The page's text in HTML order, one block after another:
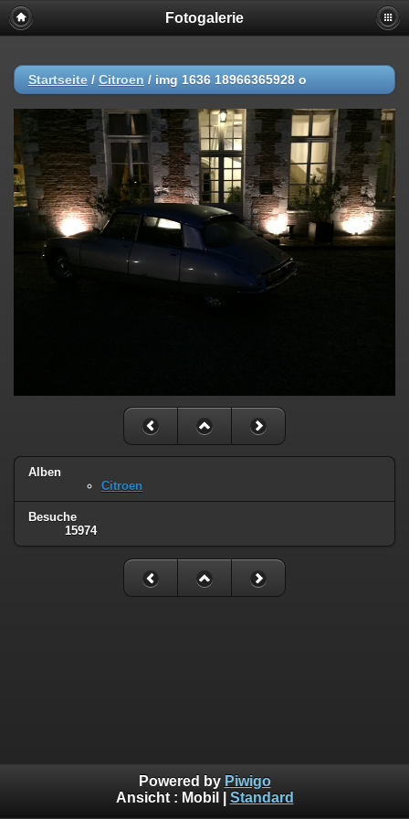
Fotogalerie
Startseite / Citroen / img 1636 18966365928 o
Alben
Citroen
Besuche
15974
Powered by Piwigo
Ansicht : Mobil Standard